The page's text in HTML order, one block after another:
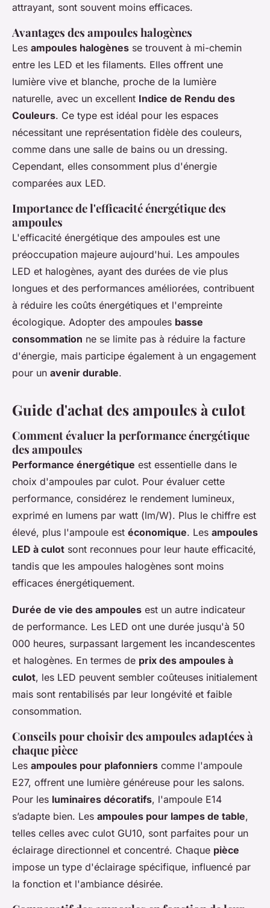
attrayant, sont souvent moins efficaces.
Avantages des ampoules halogènes
Les ampoules halogènes se trouvent à mi-chemin
entre les LED et les filaments. Elles offrent une
lumière vive et blanche, proche de la lumière
naturelle, avec un excellent Indice de Rendu des
Couleurs. Ce type est idéal pour les espaces
nécessitant une représentation fidèle des couleurs,
comme dans une salle de bains ou un dressing.
Cependant, elles consomment plus d'énergie
comparées aux LED.
Importance de l'efficacité énergétique des
ampoules
L'efficacité énergétique des ampoules est une
préoccupation majeure aujourd'hui. Les ampoules
LED et halogènes, ayant des durées de vie plus
longues et des performances améliorées, contribuent
à réduire les coûts énergétiques et l'empreinte
écologique. Adopter des ampoules basse
consommation ne se limite pas à réduire la facture
d'énergie, mais participe également à un engagement
pour un avenir durable.
Guide d'achat des ampoules à culot
Comment évaluer la performance énergétique
des ampoules
Performance énergétique est essentielle dans le
choix d'ampoules par culot. Pour évaluer cette
performance, considérez le rendement lumineux,
exprimé en lumens par watt (lm/W). Plus le chiffre est
élevé, plus l'ampoule est économique. Les ampoules
LED à culot sont reconnues pour leur haute efficacité,
tandis que les ampoules halogènes sont moins
efficaces énergétiquement.
Durée de vie des ampoules est un autre indicateur
de performance. Les LED ont une durée jusqu'à 50
000 heures, surpassant largement les incandescentes
et halogènes. En termes de prix des ampoules à
culot, les LED peuvent sembler coûteuses initialement
mais sont rentabilisés par leur longévité et faible
consommation.
Conseils pour choisir des ampoules adaptées à
chaque pièce
Les ampoules pour plafonniers comme l'ampoule
E27, offrent une lumière généreuse pour les salons.
Pour les luminaires décoratifs, l'ampoule E14
s’adapte bien. Les ampoules pour lampes de table,
telles celles avec culot GU10, sont parfaites pour un
éclairage directionnel et concentré. Chaque pièce
impose un type d'éclairage spécifique, influencé par
la fonction et l'ambiance désirée.